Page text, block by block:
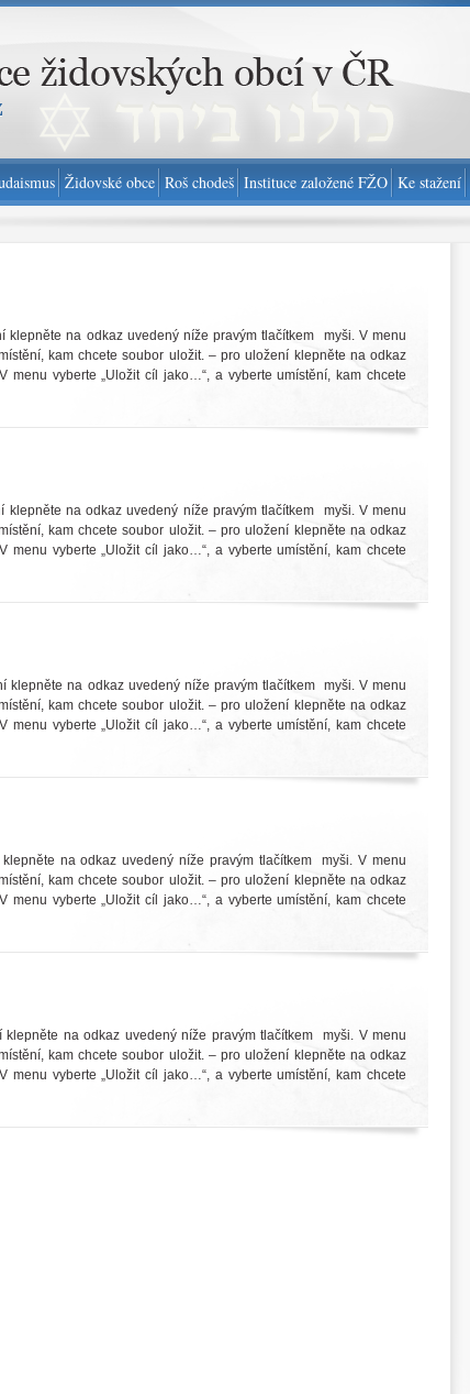
klepněte na odkaz uvedený níže pravým tlačítkem myši. V menu
kam chcete soubor uložit. – pro uložení klepněte na odkaz
menu vyberte „Uložit cíl jako…“, a vyberte umístění, kam chcete
klepněte na odkaz uvedený níže pravým tlačítkem myši. V menu
kam chcete soubor uložit. – pro uložení klepněte na odkaz
menu vyberte „Uložit cíl jako…“, a vyberte umístění, kam chcete
klepněte na odkaz uvedený níže pravým tlačítkem myši. V menu
kam chcete soubor uložit. – pro uložení klepněte na odkaz
menu vyberte „Uložit cíl jako…“, a vyberte umístění, kam chcete
na odkaz uvedený níže pravým tlačítkem myši. V menu
kam chcete soubor uložit. – pro uložení klepněte na odkaz
menu vyberte „Uložit cíl jako…“, a vyberte umístění, kam chcete
na odkaz uvedený níže pravým tlačítkem myši. V menu
kam chcete soubor uložit. – pro uložení klepněte na odkaz
menu vyberte „Uložit cíl jako…“, a vyberte umístění, kam chcete
Židovské obce Roš chodeš Instituce založené FŽO Ke stažení